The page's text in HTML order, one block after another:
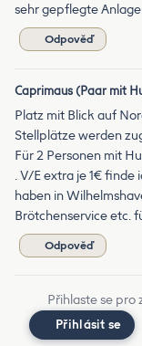
sehr gepflegte
Odpověď
Caprimaus (Paar mit
Platz mit Blick auf
Stellplätze werden
Für 2 Personen mit
. V/E extra je 1€ finde
haben in
Brötchenservice etc.
Odpověď
Přihlaste se pro
Přihlásit se